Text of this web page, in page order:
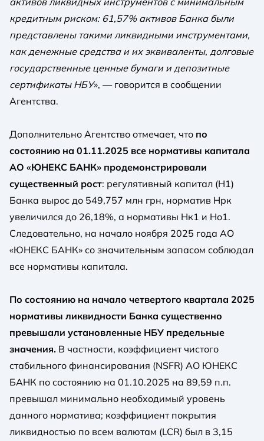
кредитным риском: 61,57% активов Банка были
представлены такими ликвидными инструментами,
как денежные средства и их эквиваленты, долговые
государственные ценные бумаги и депозитные
сертификаты НБУ», — говорится в сообщении
Агентства.
Дополнительно Агентство отмечает, что по
состоянию на 01.11.2025 все нормативы капитала
АО «ЮНЕКС БАНК» продемонстрировали
существенный рост: регулятивный капитал (Н1)
Банка вырос до 549,757 млн ​​грн, норматив Нрк
увеличился до 26,18%, а нормативы Нк1 и Но1.
Следовательно, на начало ноября 2025 года АО
«ЮНЕКС БАНК» со значительным запасом соблюдал
все нормативы капитала.
По состоянию на начало четвертого квартала 2025
нормативы ликвидности Банка существенно
превышали установленные НБУ предельные
значения. В частности, коэффициент чистого
стабильного финансирования (NSFR) АО ЮНЕКС
БАНК по состоянию на 01.10.2025 на 89,59 п.п.
превышал минимально необходимый уровень
данного норматива; коэффициент покрытия
ликвидностью по всем валютам (LCR) был в 3,15